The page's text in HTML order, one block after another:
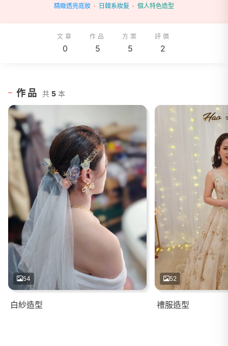
精緻透亮底妝 日韓系妝髮 個人特色造型
文章
0
作品
5
方案
5
評價
2
作品 共 5 本
54
白紗造型
52
禮服造型